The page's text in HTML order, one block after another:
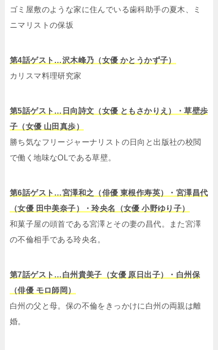
ゴミ屋敷のような家に住んでいる歯科助手の夏木、ミ
ニマリストの保坂
第4話ゲスト…沢木峰乃（女優 かとうかず子）
カリスマ料理研究家
第5話ゲスト…日向詩文（女優 ともさかりえ）・草壁歩
子（女優 山田真歩）
勝ち気なフリージャーナリストの日向と出版社の校閲
で働く地味なOLである草壁。
第6話ゲスト…宮澤和之（俳優 東根作寿英）・宮澤昌代
（女優 田中美奈子）・玲央名（女優 小野ゆり子）
和菓子屋の頭首である宮澤とその妻の昌代。また宮澤
の不倫相手である玲央名。
第7話ゲスト…白州貴美子（女優 原日出子）・白州保
（俳優 モロ師岡）
白州の父と母。保の不倫をきっかけに白州の両親は離
婚。